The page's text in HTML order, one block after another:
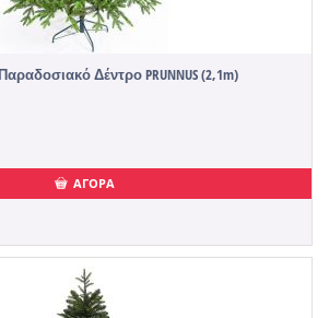
Δέντρο PRUNNUS (2,1m)
ΑΓΟΡΑ